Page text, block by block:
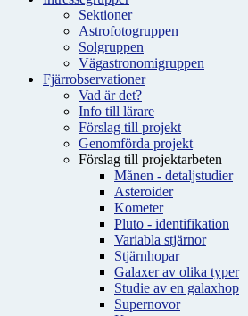
Sektioner
Astrofotogruppen
Solgruppen
Vägastronomigruppen
Fjärrobservationer
Vad är det?
Info till lärare
Förslag till projekt
Genomförda projekt
Förslag till projektarbeten
Månen - detaljstudier
Asteroider
Kometer
Pluto - identifikation
Variabla stjärnor
Stjärnhopar
Galaxer av olika typer
Studie av en galaxhop
Supernovor